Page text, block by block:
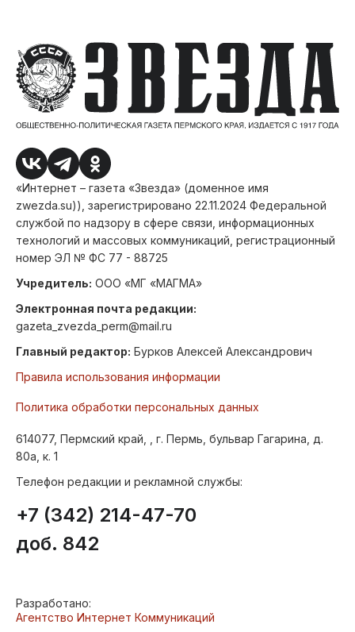
«Интернет – газета «Звезда» (доменное имя
zwezda.su)), зарегистрировано 22.11.2024 Федеральной
службой по надзору в сфере связи, информационных
технологий и массовых коммуникаций, регистрационный
номер ЭЛ № ФС 77 - 88725
Учредитель: ООО «МГ «МАГМА»
Электронная почта редакции:
gazeta_zvezda_perm@mail.ru
Главный редактор: Бурков Алексей Александрович
Правила использования информации
Политика обработки персональных данных
614077, Пермский край, , г. Пермь, бульвар Гагарина, д.
80а, к. 1
Телефон редакции и рекламной службы:
+7 (342) 214-47-70
доб. 842
Разработано:
Агентство Интернет Коммуникаций